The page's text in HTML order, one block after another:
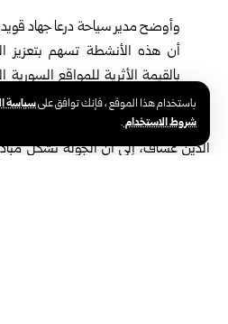
باستخدام هذا الموقع ، فإنك توافق علىسياسة
شروط الاستخدام.
وأوضح مدير سياحة درعا جهاد
أن هذه الأنشطة تسهم بتعزيز
بالقيمة الأثرية للمواقع السورية
العالمي.
بدوره أشار مشرف الجولات السياحية
الدين عساف، إلى أن الجولة تشكّل